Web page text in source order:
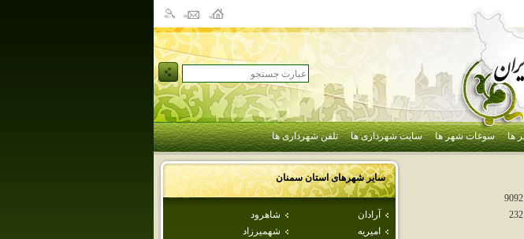
ها سوغات شهر ها سایت شهرداری ها تلفن شهرداری ها
سایر شهرهای استانسمنان
آرادان
شاهرود
اميريه
شهميرزاد
9092
232